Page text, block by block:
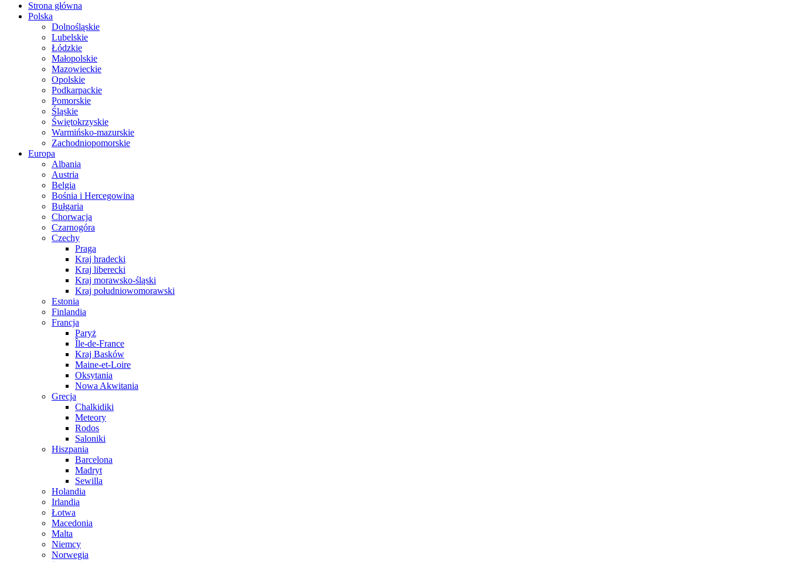
Strona główna
Polska
Dolnośląskie
Lubelskie
Łódzkie
Małopolskie
Mazowieckie
Opolskie
Podkarpackie
Pomorskie
Śląskie
Świętokrzyskie
Warmińsko-mazurskie
Zachodniopomorskie
Europa
Albania
Austria
Belgia
Bośnia i Hercegowina
Bułgaria
Chorwacja
Czarnogóra
Czechy
Praga
Kraj hradecki
Kraj liberecki
Kraj morawsko-śląski
Kraj południowomorawski
Estonia
Finlandia
Francja
Paryż
Île-de-France
Kraj Basków
Maine-et-Loire
Oksytania
Nowa Akwitania
Grecja
Chalkidiki
Meteory
Rodos
Saloniki
Hiszpania
Barcelona
Madryt
Sewilla
Holandia
Irlandia
Łotwa
Macedonia
Malta
Niemcy
Norwegia